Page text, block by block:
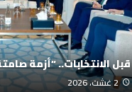
قبل الانتخابات.. “أزمة
2 غشت، 2026